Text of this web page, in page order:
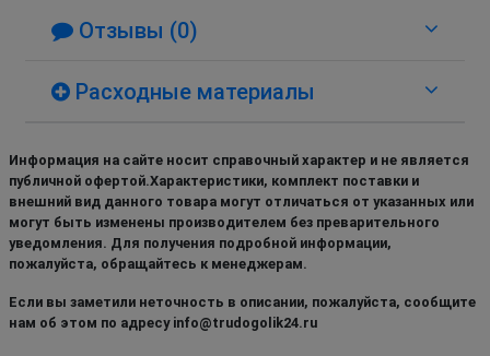
Отзывы (0)
Расходные материалы
Информация на сайте носит справочный характер и не является
публичной офертой.Характеристики, комплект поставки и
внешний вид данного товара могут отличаться от указанных или
могут быть изменены производителем без преварительного
уведомления. Для получения подробной информации,
пожалуйста, обращайтесь к менеджерам.
Если вы заметили неточность в описании, пожалуйста, сообщите
нам об этом по адресу info@trudogolik24.ru